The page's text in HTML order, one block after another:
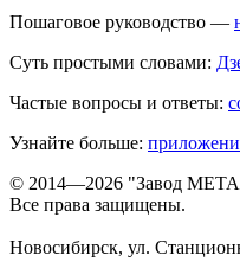
Пошаговое руководство —
Суть простыми словами:
Частые вопросы и ответы:
Узнайте больше:
© 2014—2026 "Завод
Все права защищены.
Новосибирск, ул.